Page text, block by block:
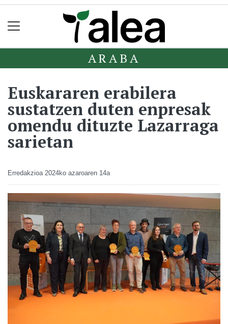
ARABA
Euskararen erabilera
sustatzen duten enpresak
omendu dituzte Lazarraga
sarietan
Erredakzioa 2024ko azaroaren 14a